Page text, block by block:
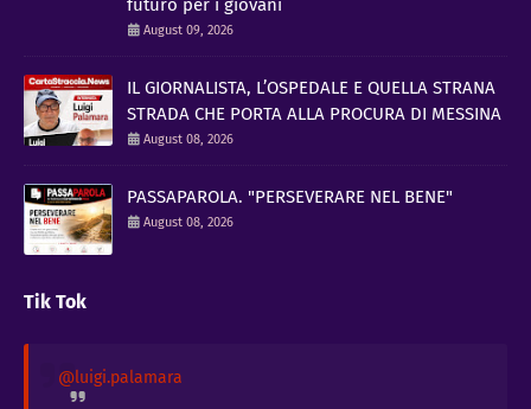
futuro per i giovani
August 09, 2026
IL GIORNALISTA, L’OSPEDALE E QUELLA STRANA
STRADA CHE PORTA ALLA PROCURA DI MESSINA
August 08, 2026
PASSAPAROLA. "PERSEVERARE NEL BENE"
August 08, 2026
Tik Tok
@luigi.palamara